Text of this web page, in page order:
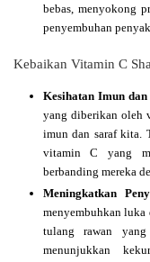
bebas, menyokong
penyembuhan
Kebaikan Vitamin C
Kesihatan Imun
yang diberikan oleh
imun dan saraf kita.
vitamin C yang
berbanding mereka
Meningkatkan
menyembuhkan
tulang rawan
menunjukkan